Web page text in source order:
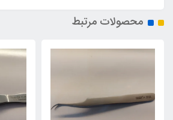
محصولات مرتبط